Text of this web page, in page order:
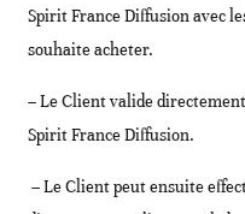
Spirit France Diffusion avec
souhaite acheter.
– Le Client valide
Spirit France Diffusion.
– Le Client peut ensuite